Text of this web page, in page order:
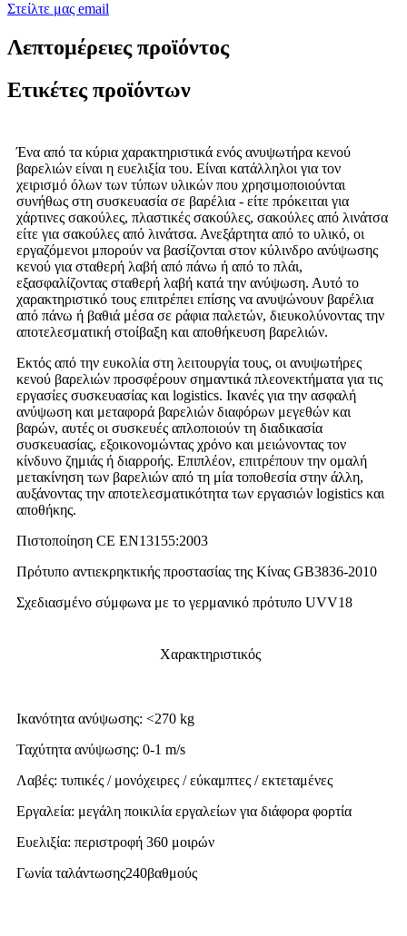
Στείλτε μας email
Λεπτομέρειες προϊόντος
Ετικέτες προϊόντων
Ένα από τα κύρια χαρακτηριστικά ενός ανυψωτήρα κενού
βαρελιών είναι η ευελιξία του. Είναι κατάλληλοι για τον
χειρισμό όλων των τύπων υλικών που χρησιμοποιούνται
συνήθως στη συσκευασία σε βαρέλια - είτε πρόκειται για
χάρτινες σακούλες, πλαστικές σακούλες, σακούλες από λινάτσα
είτε για σακούλες από λινάτσα. Ανεξάρτητα από το υλικό, οι
εργαζόμενοι μπορούν να βασίζονται στον κύλινδρο ανύψωσης
κενού για σταθερή λαβή από πάνω ή από το πλάι,
εξασφαλίζοντας σταθερή λαβή κατά την ανύψωση. Αυτό το
χαρακτηριστικό τους επιτρέπει επίσης να ανυψώνουν βαρέλια
από πάνω ή βαθιά μέσα σε ράφια παλετών, διευκολύνοντας την
αποτελεσματική στοίβαξη και αποθήκευση βαρελιών.
Εκτός από την ευκολία στη λειτουργία τους, οι ανυψωτήρες
κενού βαρελιών προσφέρουν σημαντικά πλεονεκτήματα για τις
εργασίες συσκευασίας και logistics. Ικανές για την ασφαλή
ανύψωση και μεταφορά βαρελιών διαφόρων μεγεθών και
βαρών, αυτές οι συσκευές απλοποιούν τη διαδικασία
συσκευασίας, εξοικονομώντας χρόνο και μειώνοντας τον
κίνδυνο ζημιάς ή διαρροής. Επιπλέον, επιτρέπουν την ομαλή
μετακίνηση των βαρελιών από τη μία τοποθεσία στην άλλη,
αυξάνοντας την αποτελεσματικότητα των εργασιών logistics και
αποθήκης.
Πιστοποίηση CE EN13155:2003
Πρότυπο αντιεκρηκτικής προστασίας της Κίνας GB3836-2010
Σχεδιασμένο σύμφωνα με το γερμανικό πρότυπο UVV18
Χαρακτηριστικός
Ικανότητα ανύψωσης: <270 kg
Ταχύτητα ανύψωσης: 0-1 m/s
Λαβές: τυπικές / μονόχειρες / εύκαμπτες / εκτεταμένες
Εργαλεία: μεγάλη ποικιλία εργαλείων για διάφορα φορτία
Ευελιξία: περιστροφή 360 μοιρών
Γωνία ταλάντωσης240βαθμούς